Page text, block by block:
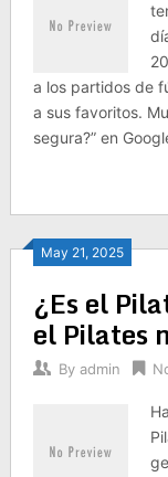
a los partidos de
a sus favoritos.
segura?” en
May 21, 2025
¿Es el
el Pilates
By admin